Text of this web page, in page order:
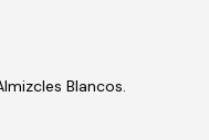
Blancos.